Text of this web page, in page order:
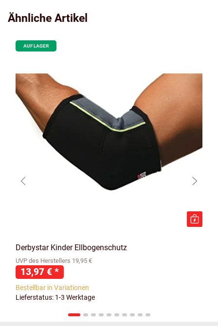
Ähnliche Artikel
AUF LAGER
Derbystar Kinder Ellbogenschutz
UVP des Herstellers 19,95 €
13,97 € *
Bestellbar in Variationen
Lieferstatus: 1-3 Werktage